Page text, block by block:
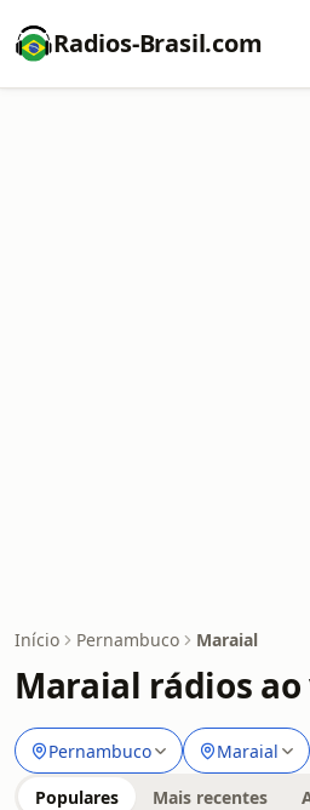
Radios-Brasil.com
Início Pernambuco Maraial
Maraial rádios
Pernambuco Maraial
Populares Mais recentes